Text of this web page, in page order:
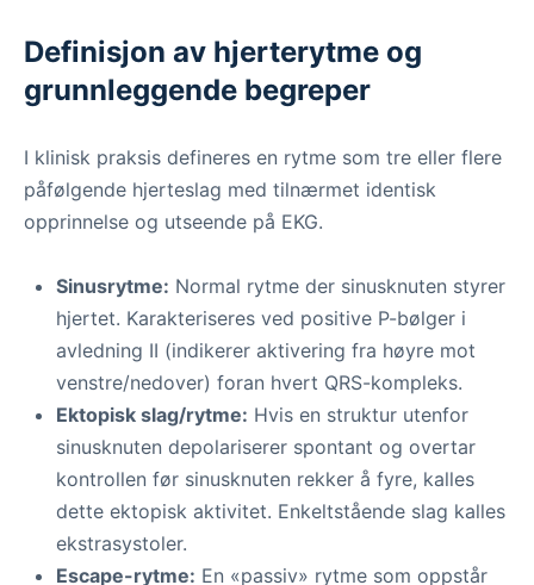
Definisjon av hjerterytme og
grunnleggende begreper
I klinisk praksis defineres en rytme som tre eller flere
påfølgende hjerteslag med tilnærmet identisk
opprinnelse og utseende på EKG.
Sinusrytme: Normal rytme der sinusknuten styrer
hjertet. Karakteriseres ved positive P-bølger i
avledning II (indikerer aktivering fra høyre mot
venstre/nedover) foran hvert QRS-kompleks.
Ektopisk slag/rytme: Hvis en struktur utenfor
sinusknuten depolariserer spontant og overtar
kontrollen før sinusknuten rekker å fyre, kalles
dette ektopisk aktivitet. Enkeltstående slag kalles
ekstrasystoler.
Escape-rytme: En «passiv» rytme som oppstår